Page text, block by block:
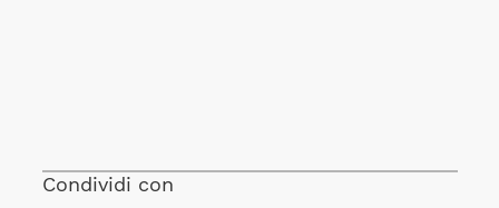
Condividi con